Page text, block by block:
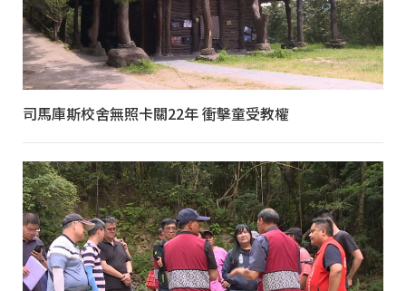
司馬庫斯校舍無照卡關22年 衝擊童受教權